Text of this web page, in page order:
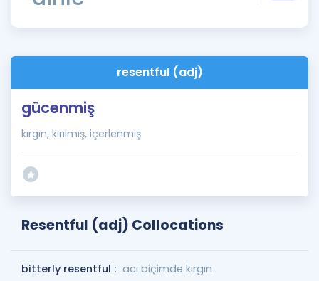
ÖSYM Sınav Takvimi
İngilizce Gramer
resentful (adj)
gücenmiş
kırgın, kırılmış, içerlenmiş
Resentful (adj) Collocations
bitterly resentful : acı biçimde kırgın